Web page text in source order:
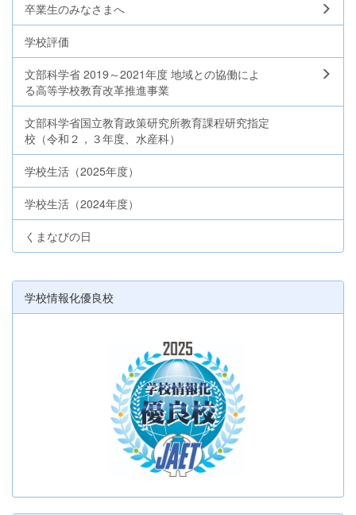
卒業生のみなさまへ
学校評価
文部科学省 2019～2021年度 地域との協働によ
る高等学校教育改革推進事業
文部科学省国立教育政策研究所教育課程研究指定
校（令和２，３年度、水産科）
学校生活（2025年度）
学校生活（2024年度）
くまなびの日
学校情報化優良校